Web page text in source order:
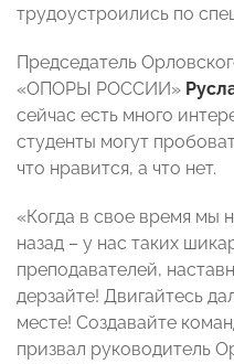
трудоустроились по
Председатель
«ОПОРЫ РОССИИ»
сейчас есть много
студенты могут
что нравится, а что нет.
«Когда в свое время мы
назад – у нас таких
преподавателей,
дерзайте! Двигайтесь
месте! Создавайте
призвал руководитель